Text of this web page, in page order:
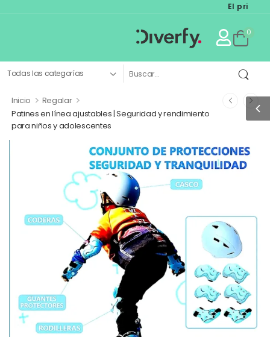
El primer
0
Inicio > Regalar >
Patines en línea ajustables | Seguridad y rendimiento
para niños y adolescentes